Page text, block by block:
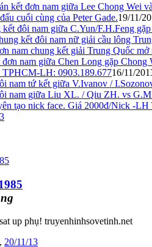
kết đơn nam giữa Lee Chong Wei
cuối cùng của Peter Gade.19/11/
đôi nam giữa C.Yun/F.H.Feng
kết đôi nam nữ giải cầu lông
nam chung kết giải Trung Quốc mở
nam giữa Chen Long gặp Chong
TPHCM-LH: 0903.189.67716/11/
nam tứ kết giữa V.Ivanov /
nam giữa Liu XL. / Qiu ZH. vs
tạo nick face. Giá 2000đ/Nick -LH
up phụ! truyenhinhsovetinh.net
, 20/11/13